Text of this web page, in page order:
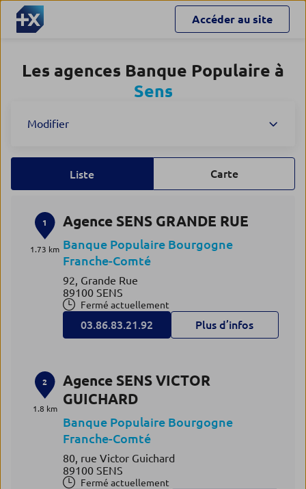
Accéder au site
Les agences Banque Populaire à
Sens
Modifier
Liste Carte
1
1.73 km
Agence SENS GRANDE RUE
Banque Populaire Bourgogne
Franche-Comté
92, Grande Rue
89100 SENS
Fermé actuellement
03.86.83.21.92 Plus d’infos
2
1.8 km
Agence SENS VICTOR
GUICHARD
Banque Populaire Bourgogne
Franche-Comté
80, rue Victor Guichard
89100 SENS
Fermé actuellement